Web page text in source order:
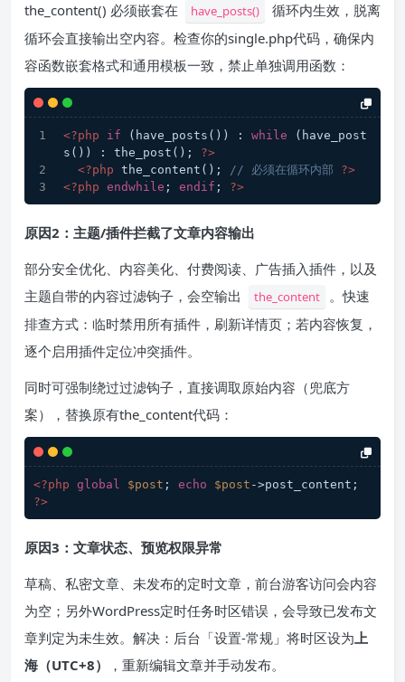
the_content() 必须嵌套在
have_posts()
循环内生效，脱离
循环会直接输出空内容。检查你的single.php代码，确保内
容函数嵌套格式和通用模板一致，禁止单独调用函数：
<?php if (have_posts()) : while (have_post
s()) : the_post(); ?>
<?php the_content(); // 必须在循环内部 ?>
<?php endwhile ; endif ; ?>
原因2：主题/插件拦截了文章内容输出
部分安全优化、内容美化、付费阅读、广告插入插件，以及
主题自带的内容过滤钩子，会空输出
the_content
。快速
排查方式：临时禁用所有插件，刷新详情页；若内容恢复，
逐个启用插件定位冲突插件。
同时可强制绕过过滤钩子，直接调取原始内容（兜底方
案），替换原有the_content代码：
<?php global $post ; echo $post
?>
原因3：文章状态、预览权限异常
草稿、私密文章、未发布的定时文章，前台游客访问会内容
为空；另外WordPress定时任务时区错误，会导致已发布文
章判定为未生效。解决：后台「设置-常规」将时区设为上
海（UTC+8）
，重新编辑文章并手动发布。